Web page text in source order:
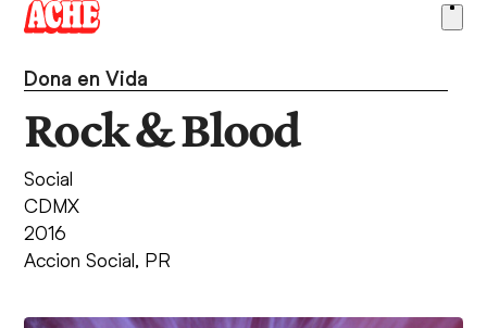
Skip
contentDona en Vida
Rock & Blood
Social
CDMX
2016
Accion Social, PR